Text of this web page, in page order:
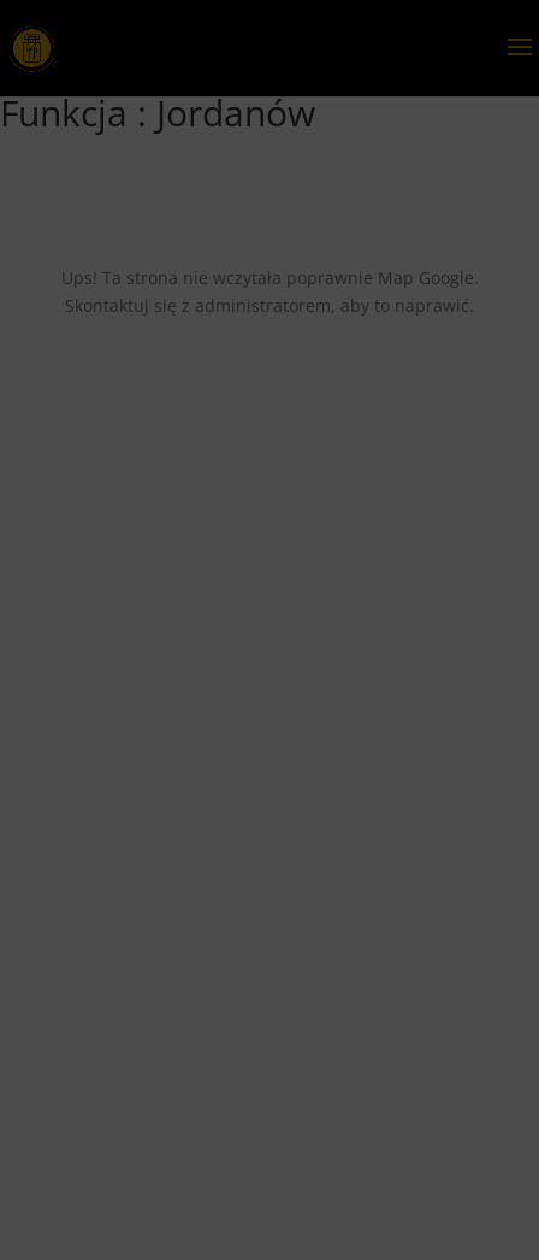
Funkcja :Jordanów
Ups! Ta strona nie wczytała poprawnie Map Google.
Skontaktuj się z administratorem, aby to naprawić.